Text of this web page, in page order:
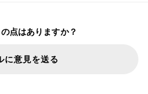
点はありますか？
に意見を送る